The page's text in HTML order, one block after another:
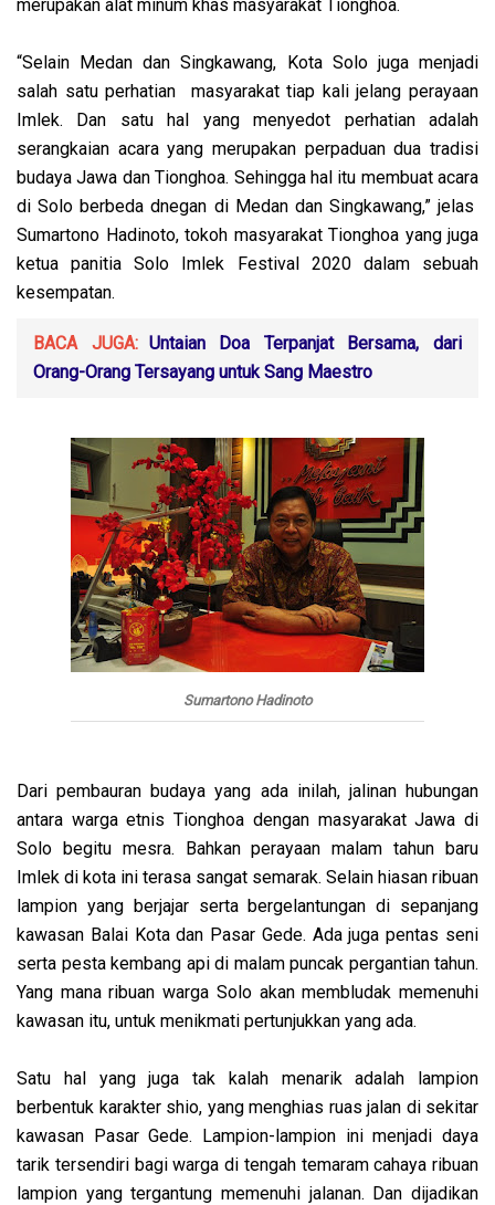
merupakan alat minum khas masyarakat Tionghoa.
“Selain Medan dan Singkawang, Kota Solo juga menjadi
salah satu perhatian masyarakat tiap kali jelang perayaan
Imlek. Dan satu hal yang menyedot perhatian adalah
serangkaian acara yang merupakan perpaduan dua tradisi
budaya Jawa dan Tionghoa. Sehingga hal itu membuat acara
di Solo berbeda dnegan di Medan dan Singkawang,” jelas
Sumartono Hadinoto, tokoh masyarakat Tionghoa yang juga
ketua panitia Solo Imlek Festival 2020 dalam sebuah
kesempatan.
BACA JUGA: Untaian Doa Terpanjat Bersama, dari
Orang-Orang Tersayang untuk Sang Maestro
Sumartono Hadinoto
Dari pembauran budaya yang ada inilah, jalinan hubungan
antara warga etnis Tionghoa dengan masyarakat Jawa di
Solo begitu mesra. Bahkan perayaan malam tahun baru
Imlek di kota ini terasa sangat semarak. Selain hiasan ribuan
lampion yang berjajar serta bergelantungan di sepanjang
kawasan Balai Kota dan Pasar Gede. Ada juga pentas seni
serta pesta kembang api di malam puncak pergantian tahun.
Yang mana ribuan warga Solo akan membludak memenuhi
kawasan itu, untuk menikmati pertunjukkan yang ada.
Satu hal yang juga tak kalah menarik adalah lampion
berbentuk karakter shio, yang menghias ruas jalan di sekitar
kawasan Pasar Gede. Lampion-lampion ini menjadi daya
tarik tersendiri bagi warga di tengah temaram cahaya ribuan
lampion yang tergantung memenuhi jalanan. Dan dijadikan